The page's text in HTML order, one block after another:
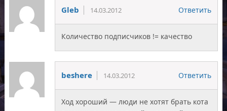
Gleb 14.03.2012 Ответить
Количество подписчиков != качество
beshere 14.03.2012 Ответить
Ход хороший — люди не хотят брать кота